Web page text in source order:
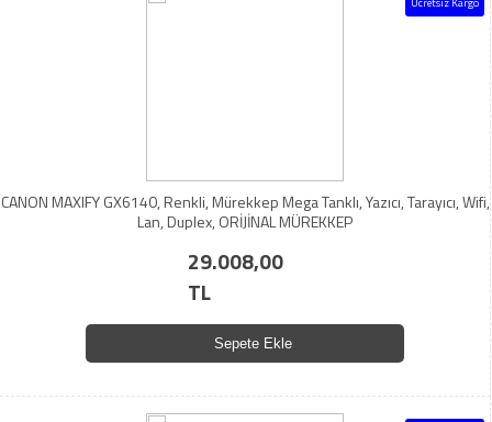
CANON MAXIFY GX6140, Renkli, Mürekkep Mega Tanklı, Yazıcı, Tarayıcı, Wifi,
Lan, Duplex, ORİJİNAL MÜREKKEP
29.008,00
TL
Sepete Ekle